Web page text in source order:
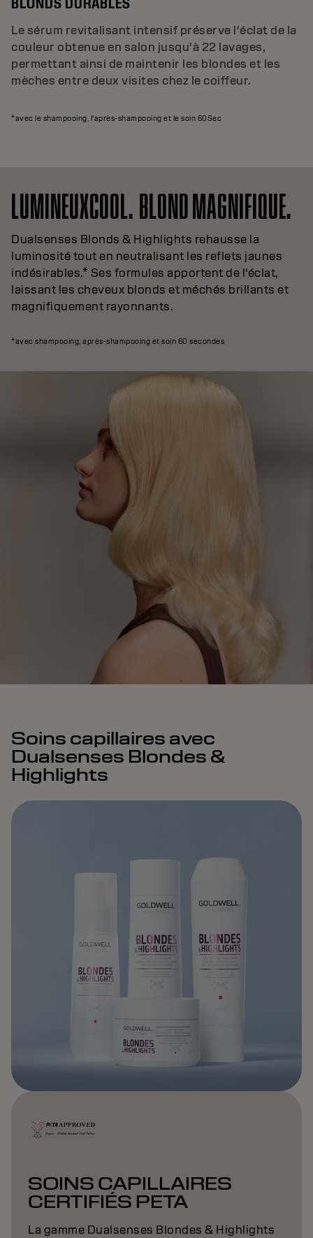
Le sérum revitalisant intensif préserve l'éclat de la
couleur obtenue en salon jusqu'à 22 lavages,
permettant ainsi de maintenir les blondes et les
mèches entre deux visites chez le coiffeur.
*avec le shampooing, l'après-shampooing et le soin 60Sec
LUMINEUXCOOL. BLOND MAGNIFIQUE.
Dualsenses Blonds & Highlights rehausse la
luminosité tout en neutralisant les reflets jaunes
indésirables.* Ses formules apportent de l'éclat,
laissant les cheveux blonds et méchés brillants et
magnifiquement rayonnants.
*avec shampooing, après-shampooing et soin 60 secondes
Soins capillaires avec
Dualsenses Blondes &
Highlights
SOINS CAPILLAIRES
CERTIFIÉS PETA
La gamme Dualsenses Blondes & Highlights